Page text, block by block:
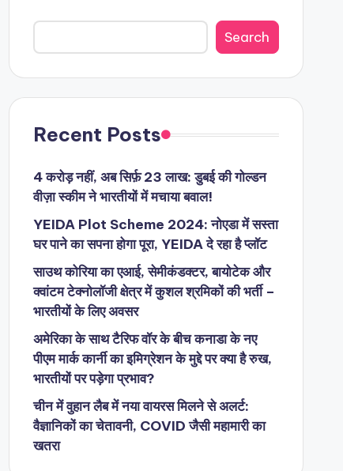
Search
Recent Posts
4 करोड़ नहीं, अब सिर्फ़ 23 लाख: डुबई की गोल्डन
वीज़ा स्कीम ने भारतीयों में मचाया बवाल!
YEIDA Plot Scheme 2024: नोएडा में सस्ता
घर पाने का सपना होगा पूरा, YEIDA दे रहा है प्लॉट
साउथ कोरिया का एआई, सेमीकंडक्टर, बायोटेक और
क्वांटम टेक्नोलॉजी क्षेत्र में कुशल श्रमिकों की भर्ती –
भारतीयों के लिए अवसर
अमेरिका के साथ टैरिफ वॉर के बीच कनाडा के नए
पीएम मार्क कार्नी का इमिग्रेशन के मुद्दे पर क्या है रुख,
भारतीयों पर पड़ेगा प्रभाव?
चीन में वुहान लैब में नया वायरस मिलने से अलर्ट:
वैज्ञानिकों का चेतावनी, COVID जैसी महामारी का
खतरा